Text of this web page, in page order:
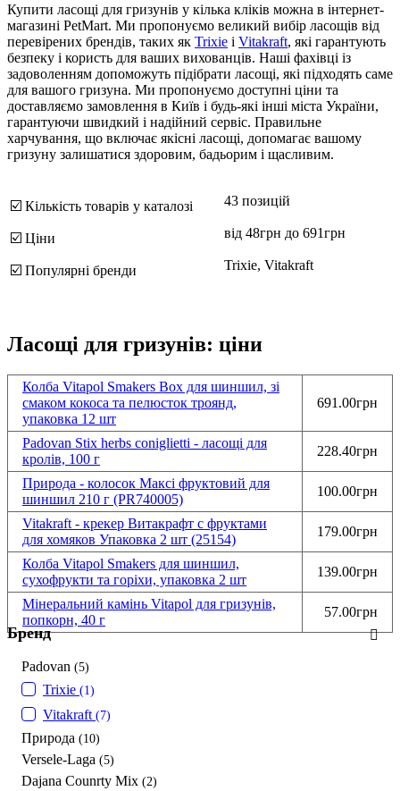
Купити ласощі для гризунів у кілька кліків можна в інтернет-
магазині PetMart. Ми пропонуємо великий вибір ласощів від
перевірених брендів, таких як Trixie і Vitakraft, які гарантують
безпеку і користь для ваших вихованців. Наші фахівці із
задоволенням допоможуть підібрати ласощі, які підходять саме
для вашого гризуна. Ми пропонуємо доступні ціни та
доставляємо замовлення в Київ і будь-які інші міста України,
гарантуючи швидкий і надійний сервіс. Правильне
харчування, що включає якісні ласощі, допомагає вашому
гризуну залишатися здоровим, бадьорим і щасливим.
☑️ Кількість товарів у каталозі 43 позицій
☑️ Ціни від 48грн до 691грн
☑️ Популярні бренди Trixie, Vitakraft
Ласощі для гризунів: ціни
Колба Vitapol Smakers Box для шиншил, зі
смаком кокоса та пелюсток троянд,
упаковка 12 шт
691.00грн
Padovan Stix herbs coniglietti - ласощі для
кролів, 100 г
228.40грн
Природа - колосок Максі фруктовий для
шиншил 210 г (PR740005)
100.00грн
Vitakraft - крекер Витакрафт с фруктами
для хомяков Упаковка 2 шт (25154)
179.00грн
Колба Vitapol Smakers для шиншил,
сухофрукти та горіхи, упаковка 2 шт
139.00грн
Мінеральний камінь Vitapol для гризунів,
попкорн, 40 г
57.00грн
Бренд
Padovan (5)
Trixie (1)
Vitakraft (7)
Природа (10)
Versele-Laga (5)
Dajana Counrty Mix (2)